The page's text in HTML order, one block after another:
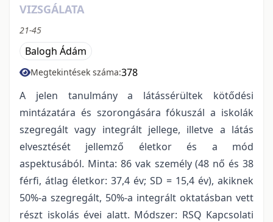
VIZSGÁLATA
21-45
Balogh Ádám
Megtekintések száma:378
A jelen tanulmány a látássérültek kötődési
mintázatára és szorongására fókuszál a iskolák
szegregált vagy integrált jellege, illetve a látás
elvesztését jellemző életkor és a mód
aspektusából. Minta: 86 vak személy (48 nő és 38
férfi, átlag életkor: 37,4 év; SD = 15,4 év), akiknek
50%-a szegregált, 50%-a integrált oktatásban vett
részt iskolás évei alatt. Módszer: RSQ Kapcsolati